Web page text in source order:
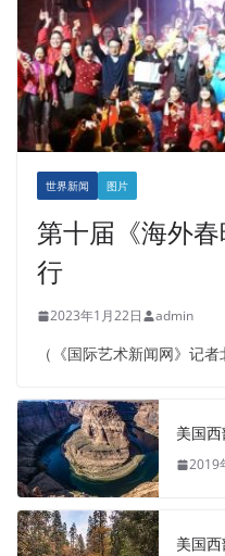
世界新闻 图片
第十届《海外
行
2023年1月22日 admin
（《国际艺术新闻网》记
美国西
2019
美国西